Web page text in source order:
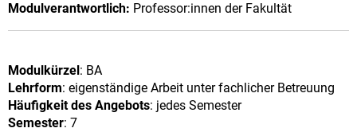
Modulverantwortlich: Professor:innen der Fakultät
Modulkürzel : BA
Lehrform: eigenständige Arbeit unter fachlicher Betreuung
Häufigkeit des Angebots: jedes Semester
Semester: 7